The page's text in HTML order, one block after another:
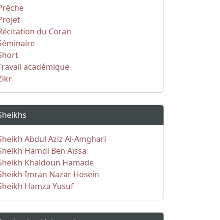
du Coran
académique
Abdul Aziz Al-Amghari
Hamdi Ben Aïssa
Khaldoun Hamade
Imran Nazar Hosein
Hamza Yusuf